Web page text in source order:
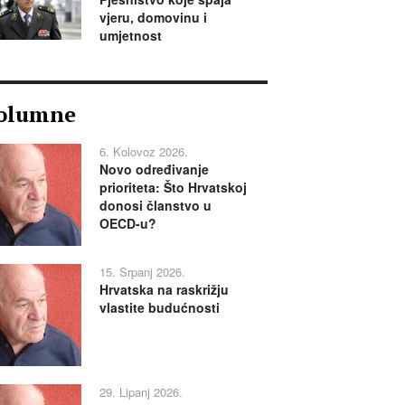
vjeru, domovinu i
umjetnost
6. Kolovoz 2026.
Novo određivanje
prioriteta: Što Hrvatskoj
donosi članstvo u
OECD-u?
15. Srpanj 2026.
Hrvatska na raskrižju
vlastite budućnosti
29. Lipanj 2026.